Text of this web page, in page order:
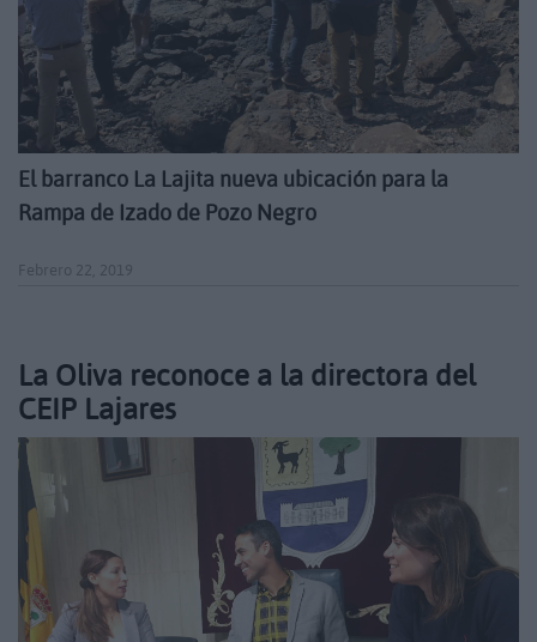
El barranco La Lajita nueva ubicación para la
Rampa de Izado de Pozo Negro
Febrero 22, 2019
La Oliva reconoce a la directora del
CEIP Lajares